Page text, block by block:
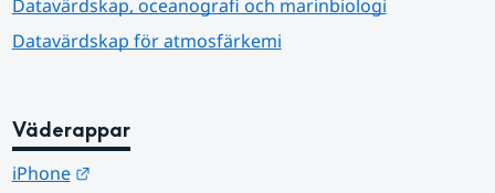
Datavärdskap, oceanografi och marinbiologi
Datavärdskap för atmosfärkemi
Väderappar
iPhone Länk till annan webbplats.